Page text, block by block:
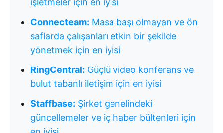
işletmeler için en iyisi
Connecteam: Masa başı olmayan ve ön
saflarda çalışanları etkin bir şekilde
yönetmek için en iyisi
RingCentral: Güçlü video konferans ve
bulut tabanlı iletişim için en iyisi
Staffbase: Şirket genelindeki
güncellemeler ve iç haber bültenleri için